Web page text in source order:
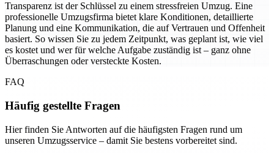
Transparenz ist der Schlüssel zu einem stressfreien Umzug. Eine
professionelle Umzugsfirma bietet klare Konditionen, detaillierte
Planung und eine Kommunikation, die auf Vertrauen und Offenheit
basiert. So wissen Sie zu jedem Zeitpunkt, was geplant ist, wie viel
es kostet und wer für welche Aufgabe zuständig ist – ganz ohne
Überraschungen oder versteckte Kosten.
FAQ
Häufig gestellte Fragen
Hier finden Sie Antworten auf die häufigsten Fragen rund um
unseren Umzugsservice – damit Sie bestens vorbereitet sind.